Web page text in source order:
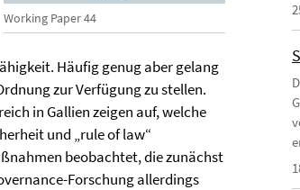
Working Paper 44
Häufig genug aber gelang
zur Verfügung zu stellen.
in Gallien zeigen auf, welche
und „rule of law“
beobachtet, die zunächst
Forschung allerdings